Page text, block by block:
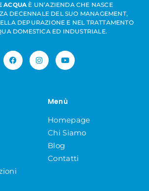
ACQUA È UN’AZIENDA CHE NASCE
DECENNALE DEL SUO MANAGEMENT,
DEPURAZIONE E NEL TRATTAMENTO
DOMESTICA ED INDUSTRIALE.
Menù
Homepage
Chi Siamo
Blog
Contatti